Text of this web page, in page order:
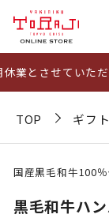
せていただき
TOP ギフト
国産黒毛和牛100
黒毛和牛ハ